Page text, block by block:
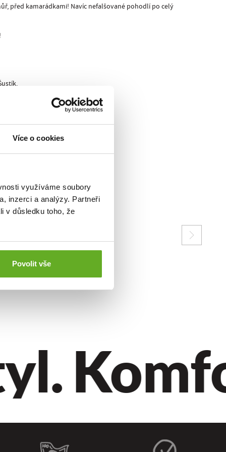
Více o cookies
využíváme soubory
inzerci a analýzy. Partneři
v důsledku toho, že
Povolit vše
před kamarádkami! Navíc nefalšované pohodlí po celý
.